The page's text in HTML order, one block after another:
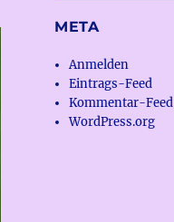
META
Anmelden
Eintrags-Feed
Kommentar-Feed
WordPress.org